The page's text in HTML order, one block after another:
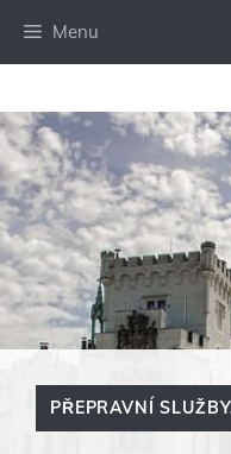
Menu
PŘEPRAVNÍ SLUŽBY